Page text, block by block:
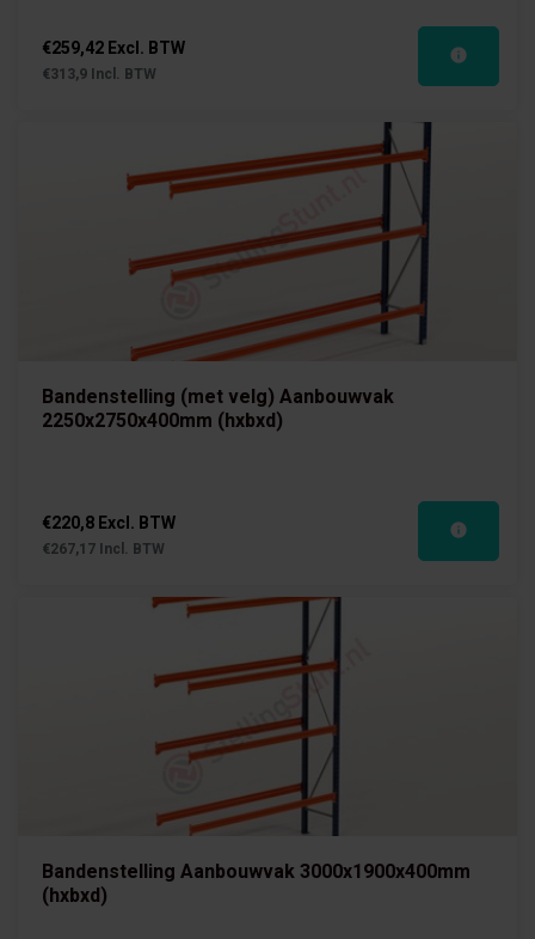
€259,42 Excl. BTW
€313,9 Incl. BTW
Bandenstelling (met velg) Aanbouwvak
2250x2750x400mm (hxbxd)
€220,8 Excl. BTW
€267,17 Incl. BTW
Bandenstelling Aanbouwvak 3000x1900x400mm
(hxbxd)